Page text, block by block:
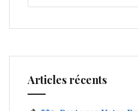
e
c
h
r
h
e
Articles récents